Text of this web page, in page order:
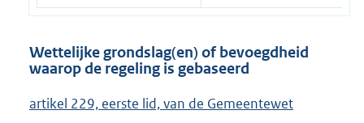
Wettelijke grondslag(en) of bevoegdheid
waarop de regeling is gebaseerd
artikel 229, eerste lid, van de Gemeentewet